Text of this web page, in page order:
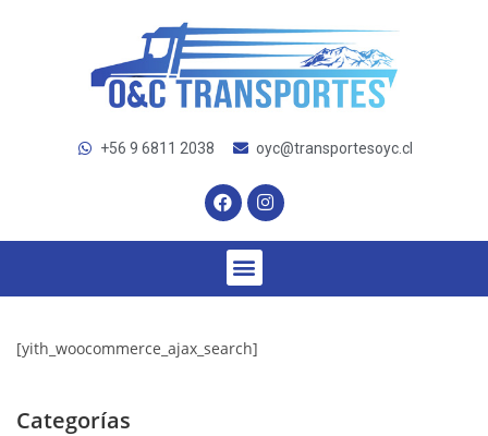
+56 9 6811 2038 oyc@transportesoyc.cl
[yith_woocommerce_ajax_search]
Categorías